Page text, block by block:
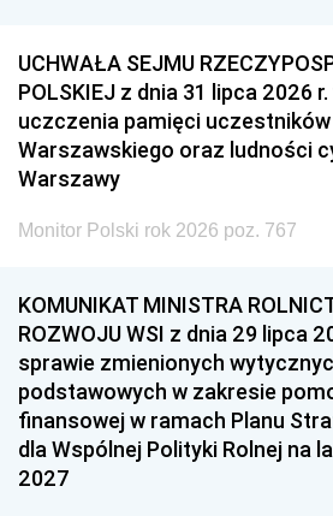
UCHWAŁA SEJMU
POLSKIEJ z dnia 31 lipca 2026
uczczenia pamięci
Warszawskiego oraz ludności
Warszawy
Monitor Polski rok 2026 poz. 767
KOMUNIKAT MINISTRA
ROZWOJU WSI z dnia 29 lipca
sprawie zmienionych
podstawowych w zakresie
finansowej w ramach Planu
dla Wspólnej Polityki Rolnej na
2027